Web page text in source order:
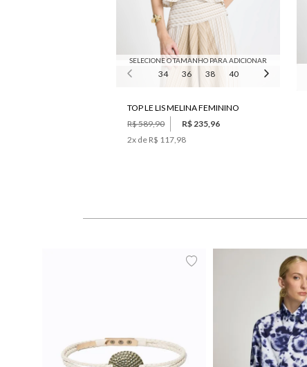
SELECIONE O TAMANHO PARA ADICIONAR
34 36 38 40
TOP LE LIS MELINA FEMININO
R$ 589,90
R$ 235,96
2x de R$ 117,98